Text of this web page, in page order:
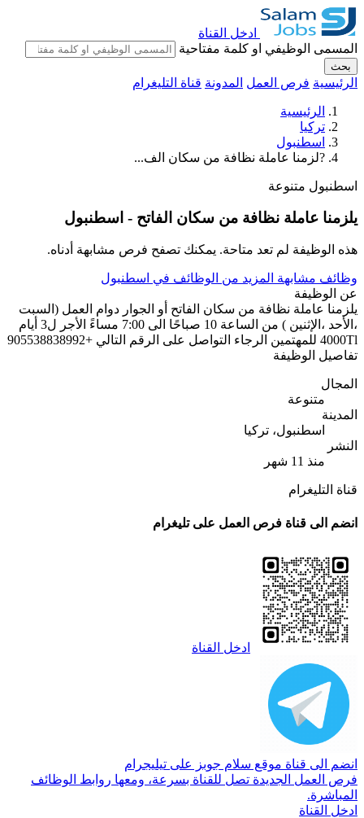
ادخل القناة
المسمى الوظيفي او كلمة مفتاحية
بحث
الرئيسية فرص العمل المدونة قناة التليغرام
الرئيسية
تركيا
اسطنبول
?لزمنا عاملة نظافة من سكان الف...
اسطنبول متنوعة
يلزمنا عاملة نظافة من سكان الفاتح - اسطنبول
هذه الوظيفة لم تعد متاحة. يمكنك تصفح فرص مشابهة أدناه.
وظائف مشابهة المزيد من الوظائف في اسطنبول
عن الوظيفة
يلزمنا عاملة نظافة من سكان الفاتح أو الجوار دوام العمل (السبت
،الأحد ،الإثنين ) من الساعة 10 صباحًا الى 7:00 مساءً الأجر ل3 أيام
4000Tl للمهتمين الرجاء التواصل على الرقم التالي +905538838992
تفاصيل الوظيفة
المجال
متنوعة
المدينة
اسطنبول، تركيا
النشر
منذ 11 شهر
قناة التليغرام
انضم الى قناة فرص العمل على تليغرام
ادخل القناة
انضم الى قناة موقع سلام جوبز على تيليجرام
فرص العمل الجديدة تصل للقناة بسرعة، ومعها روابط الوظائف
المباشرة.
ادخل القناة